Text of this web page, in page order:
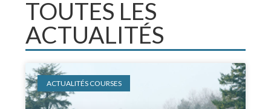
TOUTES LES
ACTUALITÉS
ACTUALITÉS COURSES